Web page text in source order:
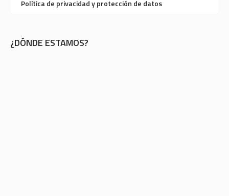
Política de privacidad y protección de datos
¿DÓNDE ESTAMOS?